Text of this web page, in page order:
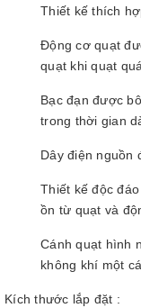
Thiết kế thích
Động cơ quạt
quạt khi quạt
Bạc đạn được
trong thời gian
Dây điện nguồn
Thiết kế độc
ồn từ quạt và
Cánh quạt hình
không khí một
Kích thước lắp đặt :